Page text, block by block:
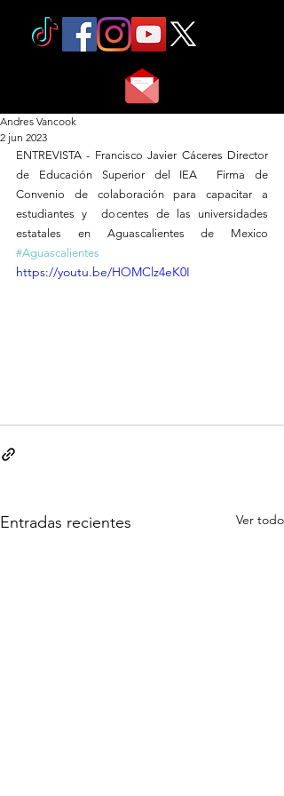
Andres Vancook
2 jun 2023
ENTREVISTA - Francisco Javier Cáceres Director
de Educación Superior del IEA  Firma de
Convenio de colaboración para capacitar a
estudiantes y  docentes de las universidades
#Aguascalientes
https://youtu.be/HOMClz4eK0I
Entradas recientes Ver todo